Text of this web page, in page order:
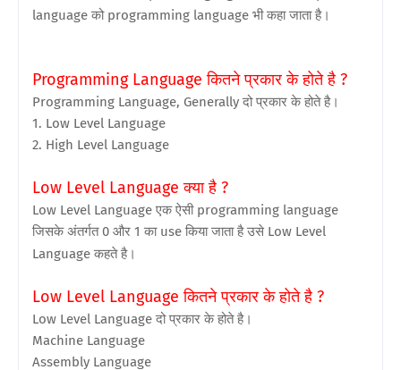
language को programming language भी कहा जाता है।
Programming Language कितने प्रकार के होते है ?
Programming Language, Generally दो प्रकार के होते है।
1. Low Level Language
2. High Level Language
Low Level Language क्या है ?
Low Level Language एक ऐसी programming language
जिसके अंतर्गत 0 और 1 का use किया जाता है उसे Low Level
Language कहते है।
Low Level Language कितने प्रकार के होते है ?
Low Level Language दो प्रकार के होते है।
Machine Language
Assembly Language